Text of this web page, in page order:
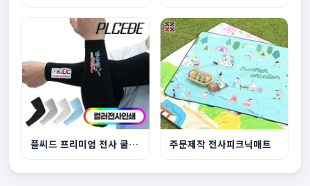
플씨드 프리미엄 전사 쿨토시풀컬러 주문제작 전사피크닉매트